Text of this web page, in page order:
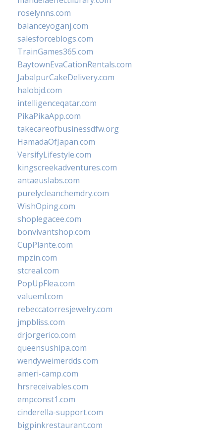
roselynns.com
balanceyoganj.com
salesforceblogs.com
TrainGames365.com
BaytownEvaCationRentals.com
JabalpurCakeDelivery.com
halobjd.com
intelligenceqatar.com
PikaPikaApp.com
takecareofbusinessdfw.org
HamadaOfJapan.com
VersifyLifestyle.com
kingscreekadventures.com
antaeuslabs.com
purelycleanchemdry.com
WishOping.com
shoplegacee.com
bonvivantshop.com
CupPlante.com
mpzin.com
stcreal.com
PopUpFlea.com
valueml.com
rebeccatorresjewelry.com
jmpbliss.com
drjorgerico.com
queensushipa.com
wendyweimerdds.com
ameri-camp.com
hrsreceivables.com
empconst1.com
cinderella-support.com
bigpinkrestaurant.com